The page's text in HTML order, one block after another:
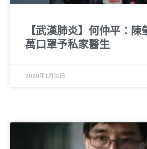
【武漢肺炎】何仲平：陳
萬口罩予私家醫生
2020年1月31日